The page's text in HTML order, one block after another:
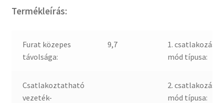
Termékleírás:
Furat közepes
távolsága:
9,7
1. csatlakozási
mód típusa:
Csatlakoztatható
vezeték-
2. csatlakozási
mód típusa: